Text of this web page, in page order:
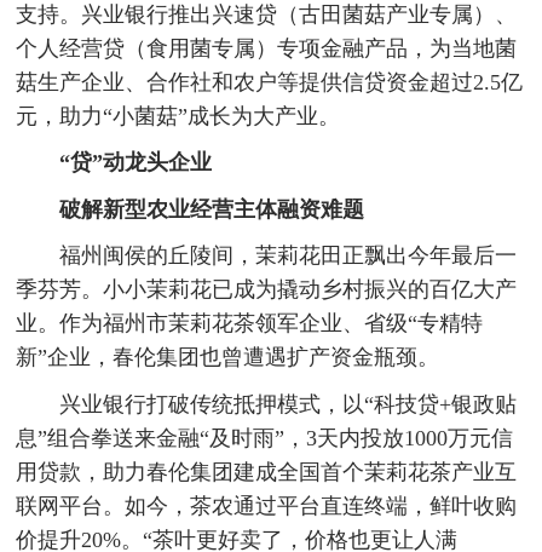
支持。兴业银行推出兴速贷（古田菌菇产业专属）、
个人经营贷（食用菌专属）专项金融产品，为当地菌
菇生产企业、合作社和农户等提供信贷资金超过2.5亿
元，助力“小菌菇”成长为大产业。
“贷”动龙头企业
破解新型农业经营主体融资难题
福州闽侯的丘陵间，茉莉花田正飘出今年最后一
季芬芳。小小茉莉花已成为撬动乡村振兴的百亿大产
业。作为福州市茉莉花茶领军企业、省级“专精特
新”企业，春伦集团也曾遭遇扩产资金瓶颈。
兴业银行打破传统抵押模式，以“科技贷+银政贴
息”组合拳送来金融“及时雨”，3天内投放1000万元信
用贷款，助力春伦集团建成全国首个茉莉花茶产业互
联网平台。如今，茶农通过平台直连终端，鲜叶收购
价提升20%。“茶叶更好卖了，价格也更让人满